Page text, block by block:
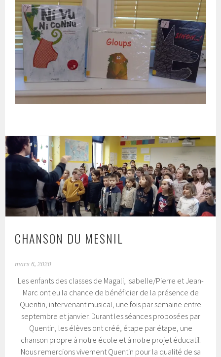
CHANSON DU MESNIL
mars 6, 2020
Les enfants des classes de Magali, Isabelle/Pierre et Jean-
Marc ont eu la chance de bénéficier de la présence de
Quentin, intervenant musical, une fois par semaine entre
septembre et janvier. Durant les séances proposées par
Quentin, les élèves ont créé, étape par étape, une
chanson propre à notre école et à notre projet éducatif.
Nous remercions vivement Quentin pour la qualité de sa